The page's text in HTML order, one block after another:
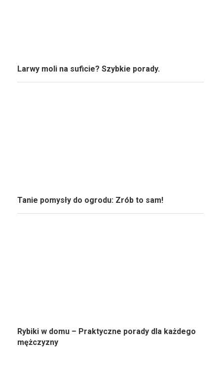
Larwy moli na suficie? Szybkie porady.
Tanie pomysły do ogrodu: Zrób to sam!
Rybiki w domu – Praktyczne porady dla każdego
mężczyzny